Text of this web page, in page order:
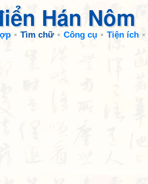
Hán Nôm
Tìm chữ Công cụ Tiện ích